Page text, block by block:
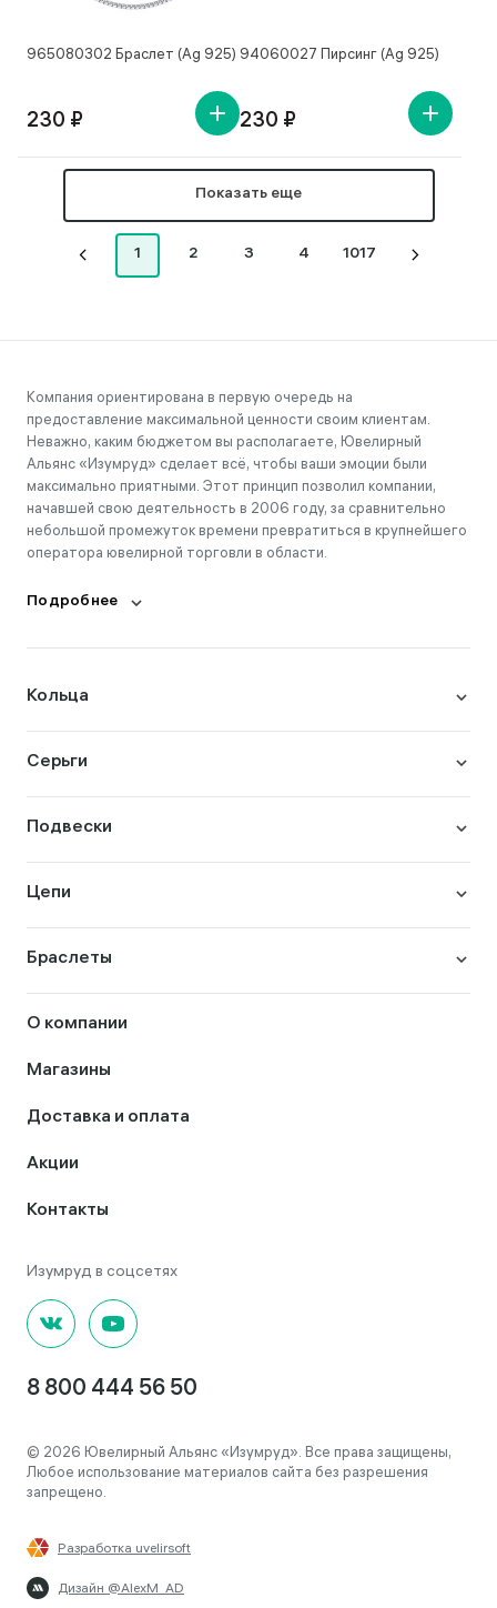
965080302 Браслет (Ag 925)
230 ₽
94060027 Пирсинг (Ag 925)
230 ₽
Показать еще
1 2 3 4 1017
Компания ориентирована в первую очередь на
предоставление максимальной ценности своим клиентам.
Неважно, каким бюджетом вы располагаете, Ювелирный
Альянс «Изумруд» сделает всё, чтобы ваши эмоции были
максимально приятными. Этот принцип позволил компании,
начавшей свою деятельность в 2006 году, за сравнительно
небольшой промежуток времени превратиться в крупнейшего
оператора ювелирной торговли в области.
Подробнее
Кольца
Серьги
Подвески
Цепи
Браслеты
О компании
Магазины
Доставка и оплата
Акции
Контакты
8 800 444 56 50
© 2026 Ювелирный Альянс «Изумруд». Все права защищены,
Любое использование материалов сайта без разрешения
запрещено.
Разработка uvelirsoft
Дизайн @AlexM_AD